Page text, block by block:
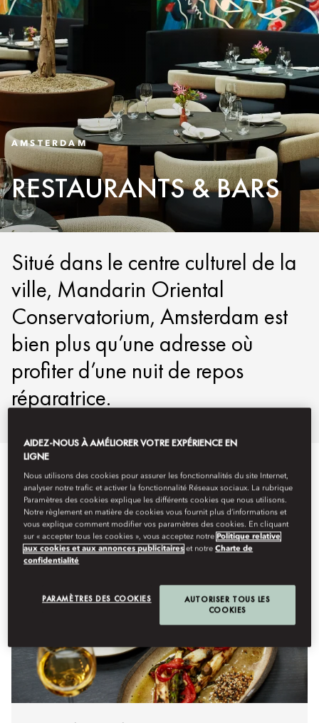
AMSTERDAM
RESTAURANTS & BARS
Situé dans le centre culturel de la
ville, Mandarin Oriental
Conservatorium, Amsterdam est
bien plus qu’une adresse où
profiter d’une nuit de repos
réparatrice.
AIDEZ-NOUS À AMÉLIORER VOTRE EXPÉRIENCE EN
LIGNE
Nous utilisons des cookies pour assurer les fonctionnalités du site Internet,
analyser notre trafic et activer la fonctionnalité Réseaux sociaux. La rubrique
Paramètres des cookies explique les différents cookies que nous utilisons.
Notre règlement en matière de cookies vous fournit plus d’informations et
vous explique comment modifier vos paramètres des cookies. En cliquant
sur « accepter tous les cookies », vous acceptez notre Politique relative
aux cookies et aux annonces publicitaires et notreCharte de
confidentialité
PARAMÈTRES DES COOKIES
AUTORISER TOUS LES
COOKIES